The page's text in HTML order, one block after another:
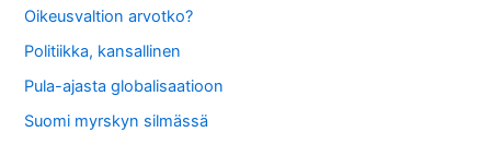
Oikeusvaltion arvotko?
Politiikka, kansallinen
Pula-ajasta globalisaatioon
Suomi myrskyn silmässä